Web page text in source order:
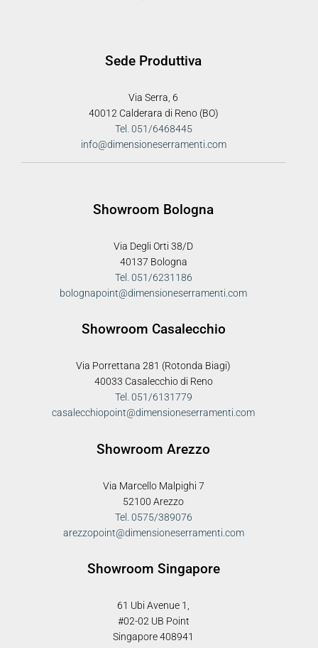
Sede Produttiva
Via Serra, 6
40012 Calderara di Reno (BO)
Tel. 051/6468445
info@dimensioneserramenti.com
Showroom Bologna
Via Degli Orti 38/D
40137 Bologna
Tel. 051/6231186
bolognapoint@dimensioneserramenti.com
Showroom Casalecchio
Via Porrettana 281 (Rotonda Biagi)
40033 Casalecchio di Reno
Tel. 051/6131779
casalecchiopoint@dimensioneserramenti.com
Showroom Arezzo
Via Marcello Malpighi 7
52100 Arezzo
Tel. 0575/389076
arezzopoint@dimensioneserramenti.com
Showroom Singapore
61 Ubi Avenue 1,
#02-02 UB Point
Singapore 408941